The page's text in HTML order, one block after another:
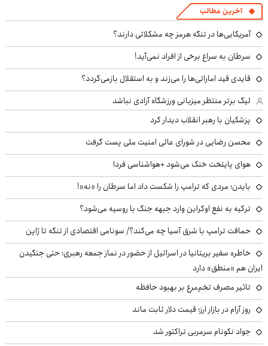
آخرین مطالب
آمریکایی‌ها در تنگه هرمز چه مشکلاتی دارند؟
سرطان به سراغ برخی از افراد نمی‌آید!
قایدی قید اماراتی‌ها را می‌زند و به استقلال بازمی‌گردد؟
لیگ برتر منتظر میزبانی ورزشگاه آزادی نباشد
پزشکیان با رهبر انقلاب دیدار کرد
محسن رضایی در شورای عالی امنیت ملی پست گرفت
هوای پایتخت خنک می‌شود +هواشناسی فردا
بایدن؛ مردی که ترامپ را شکست داد اما سرطان را «نه»!
ترکیه به نفع اوکراین وارد جبهه جنگ با روسیه می‌شود؟
حماقت ترامپ با شرق آسیا چه می‌کند؟/ سونامی اقتصادی از تنگه تا ژاپن
خاطره سفیر بریتانیا در اسرائیل از حضور در نماز جمعه رهبری؛ حتی جنگیدن
ایران هم «منطق» دارد
تاثیر مصرف تخم‌مرغ بر بهبود حافظه
روز آرام در بازار ارز؛ قیمت دلار ثابت ماند
جواد نکونام سرمربی تراکتور شد